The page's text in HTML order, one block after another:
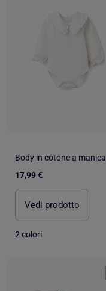
17,99 €
Vedi prodotto
2 colori